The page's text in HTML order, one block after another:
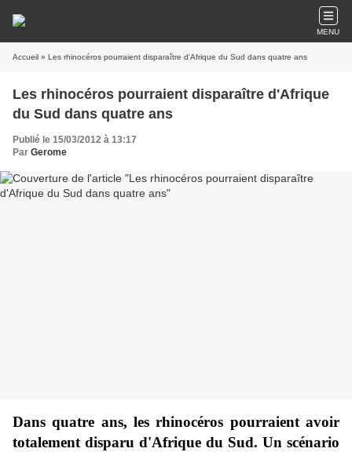
MENU
Accueil » Les rhinocéros pourraient disparaître d'Afrique du Sud dans quatre ans
Les rhinocéros pourraient disparaître d'Afrique
du Sud dans quatre ans
Publié le 15/03/2012 à 13:17
Par Gerome
Dans quatre ans, les rhinocéros pourraient avoir
totalement disparu d'Afrique du Sud. Un scénario